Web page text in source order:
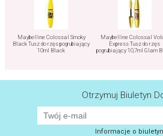
Maybelline Colossal Smoky
Black Tusz do rzęs pogrubiający
10ml Black
Maybelline Colossal
Express Tusz do rzęs
pogrubiający 10,7ml Glam
Otrzymuj Biuletyn
Informacje o